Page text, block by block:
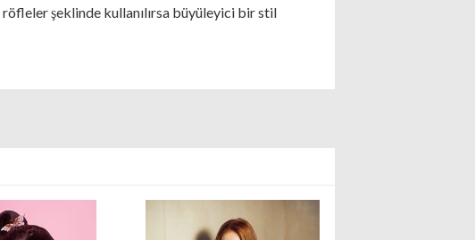
röfleler şeklinde kullanılırsa büyüleyici bir stil